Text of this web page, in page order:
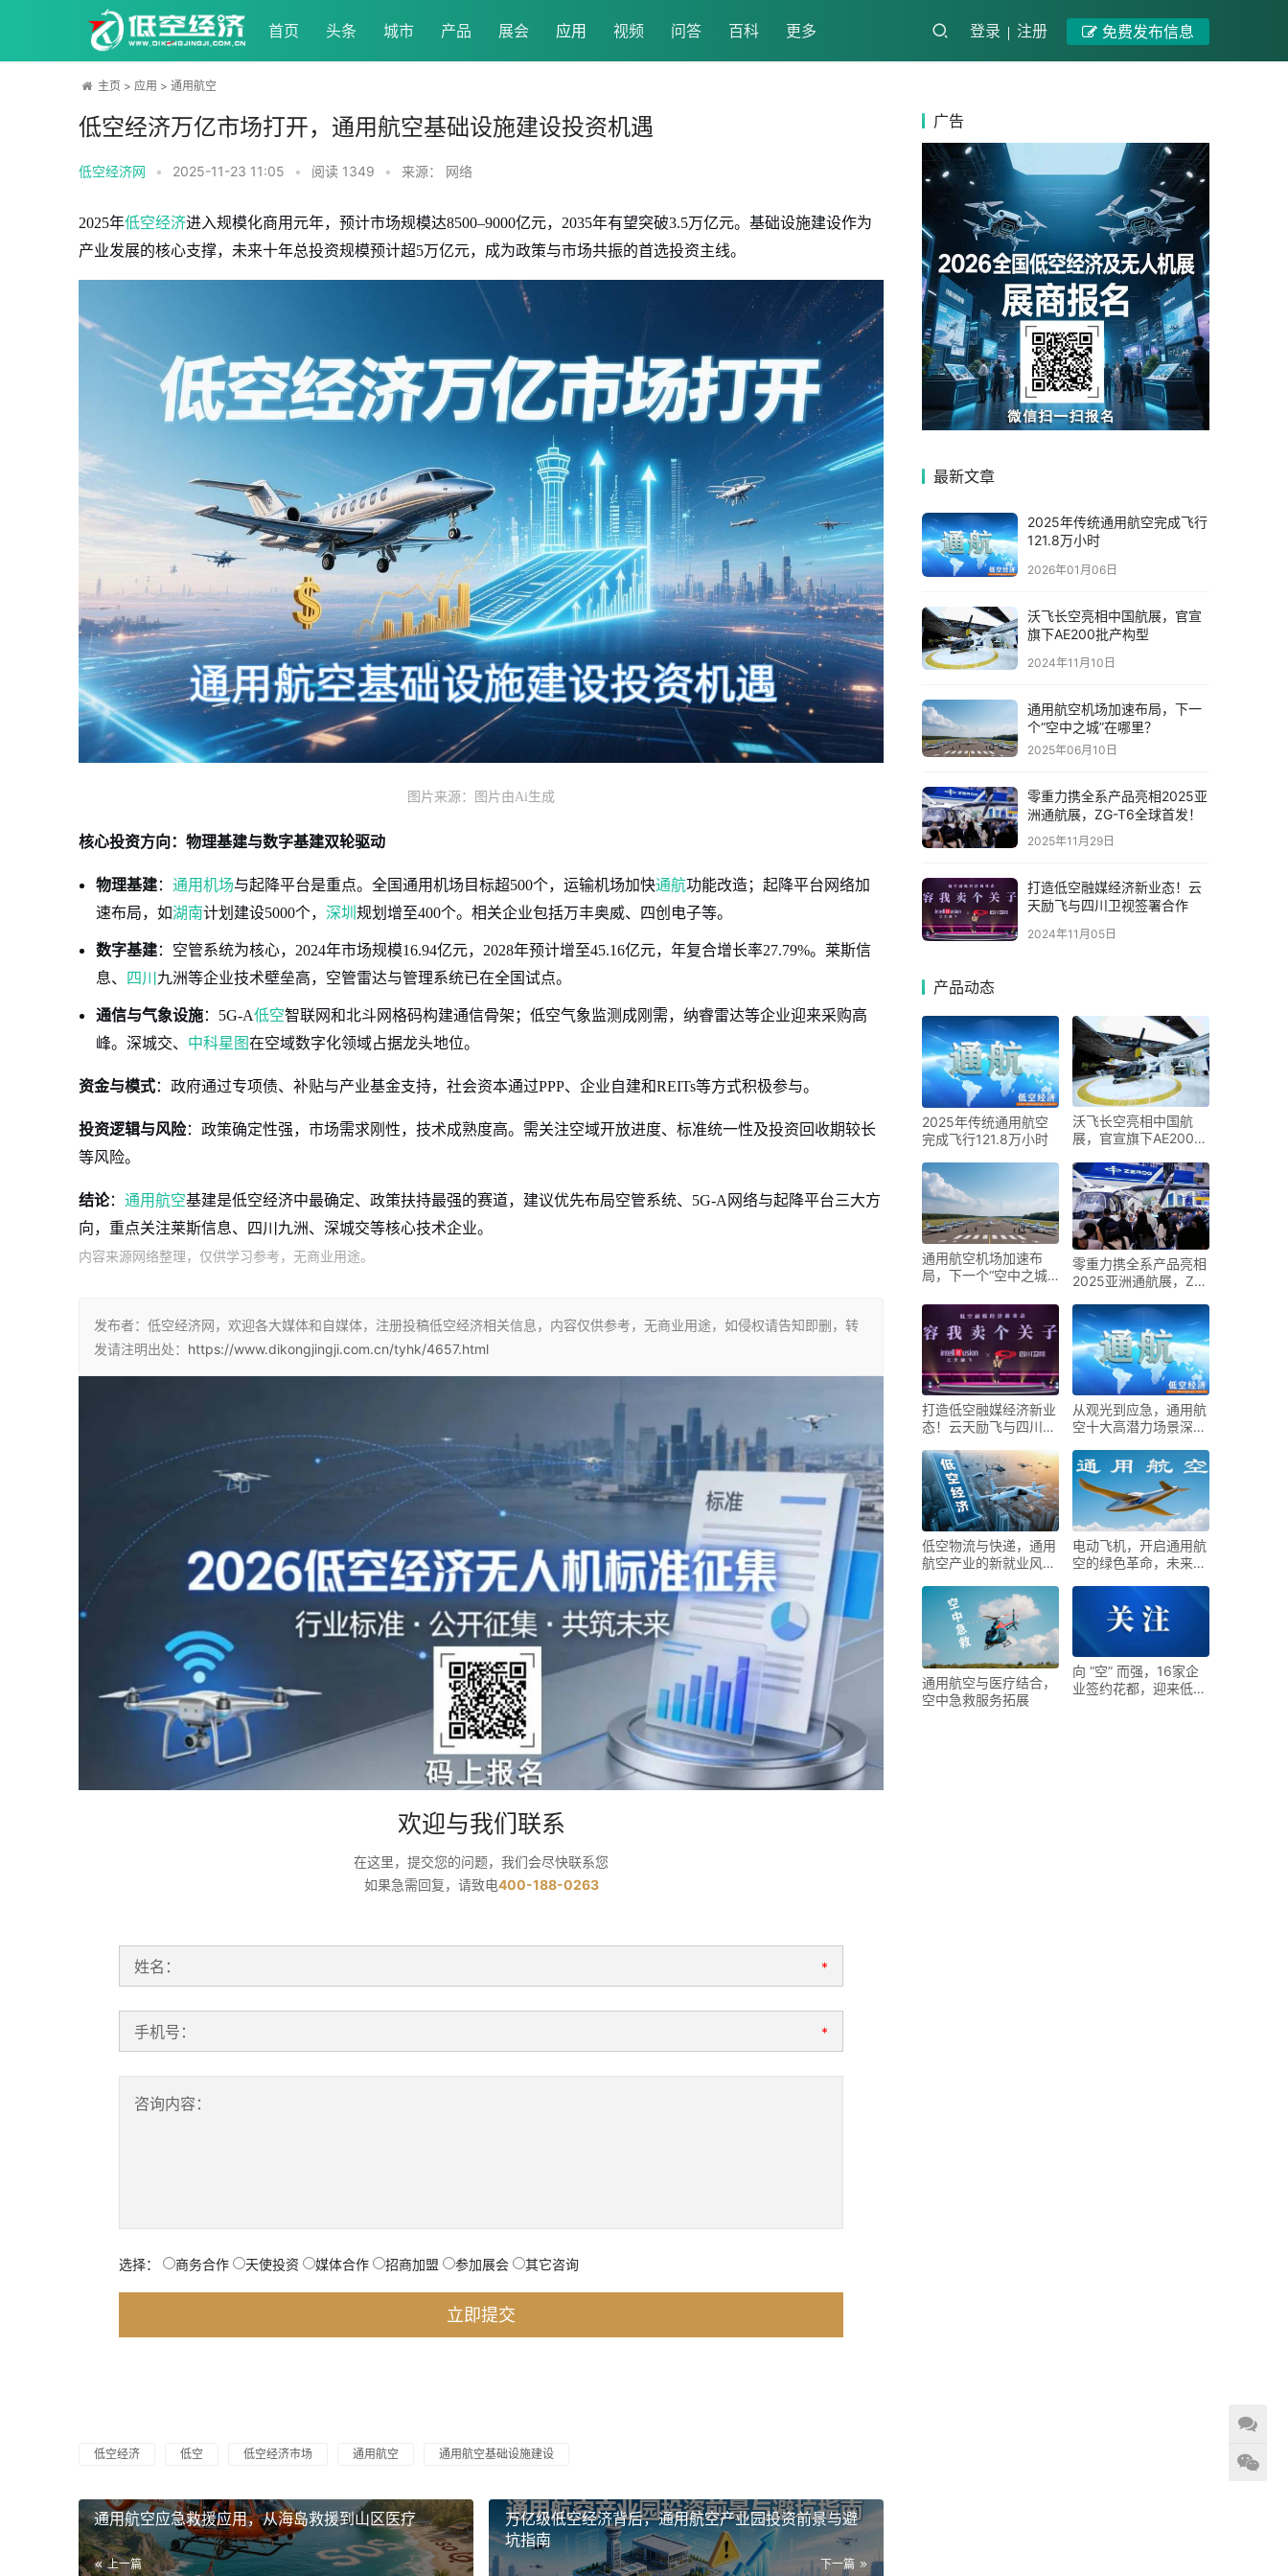
首页 头条 城市 产品 展会 应用 视频 问答 百科 更多 登录 注册 免费发布信息
主页 > 应用 > 通用航空
低空经济万亿市场打开，通用航空基础设施建设投资机遇
低空经济网 • 2025-11-23 11:05 • 阅读 1349 • 来源： 网络
2025年低空经济进入规模化商用元年，预计市场规模达8500–9000亿元，2035年有望突破3.5万亿元。基础设施建设作为
产业发展的核心支撑，未来十年总投资规模预计超5万亿元，成为政策与市场共振的首选投资主线。
图片来源：图片由Ai生成
核心投资方向：物理基建与数字基建双轮驱动
物理基建： 通用机场与起降平台是重点。全国通用机场目标超500个，运输机场加快通航功能改造；起降平台网络加
速布局，如湖南计划建设5000个， 深圳 规划增至400个。相关企业包括万丰奥威、四创电子等。
数字基建：空管系统为核心，2024年市场规模16.94亿元，2028年预计增至45.16亿元，年复合增长率27.79%。莱斯信
息、
四川 九洲等企业技术壁垒高，空管雷达与管理系统已在全国试点。
通信与气象设施：5G-A低空智联网和北斗网格码构建通信骨架；低空气象监测成刚需，纳睿雷达等企业迎来采购高
峰。深城交、 中科星图在空域数字化领域占据龙头地位。
资金与模式：政府通过专项债、补贴与产业基金支持，社会资本通过PPP、企业自建和REITs等方式积极参与。
投资逻辑与风险：政策确定性强，市场需求刚性，技术成熟度高。需关注空域开放进度、标准统一性及投资回收期较长
等风险。
结论： 通用航空基建是低空经济中最确定、政策扶持最强的赛道，建议优先布局空管系统、5G-A网络与起降平台三大方
向，重点关注莱斯信息、四川九洲、深城交等核心技术企业。
内容来源网络整理，仅供学习参考，无商业用途。
发布者：低空经济网，欢迎各大媒体和自媒体，注册投稿低空经济相关信息，内容仅供参考，无商业用途，如侵权请告知即删，转
发请注明出处： https://www.dikongjingji.com.cn/tyhk/4657.html
欢迎与我们联系
在这里，提交您的问题，我们会尽快联系您
如果急需回复，请致电400-188-0263
姓名： *
手机号： *
咨询内容：
选择： 商务合作 天使投资 媒体合作 招商加盟 参加展会 其它咨询
低空经济 低空 低空经济市场 通用航空 通用航空基础设施建设
通用航空应急救援应用，从海岛救援到山区医疗
上一篇
万亿级低空经济背后，通用航空产业园投资前景与避
坑指南
下一篇
广告
最新文章
2025年传统通用航空完成飞行
121.8万小时
2026年01月06日
沃飞长空亮相中国航展，官宣
旗下AE200批产构型
2024年11月10日
通用航空机场加速布局，下一
个“空中之城”在哪里？
2025年06月10日
零重力携全系产品亮相2025亚
洲通航展，ZG-T6全球首发！
2025年11月29日
打造低空融媒经济新业态！云
天励飞与四川卫视签署合作
2024年11月05日
产品动态
2025年传统通用航空
完成飞行121.8万小时
沃飞长空亮相中国航
展，官宣旗下AE200批
通用航空机场加速布
局，下一个“空中之城”
零重力携全系产品亮相
2025亚洲通航展，ZG-
打造低空融媒经济新业
态！云天励飞与四川卫
从观光到应急，通用航
空十大高潜力场景深度
低空物流与快递，通用
航空产业的新就业风口
电动飞机，开启通用航
空的绿色革命，未来已
通用航空与医疗结合，
空中急救服务拓展
向 “空” 而强，16家企
业签约花都，迎来低空